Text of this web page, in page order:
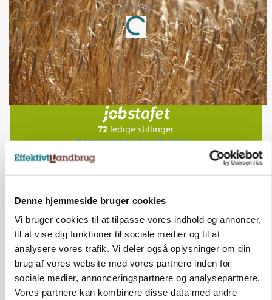
Denne hjemmeside bruger cookies
Vi bruger cookies til at tilpasse vores indhold og annoncer,
til at vise dig funktioner til sociale medier og til at
analysere vores trafik. Vi deler også oplysninger om din
brug af vores website med vores partnere inden for
sociale medier, annonceringspartnere og analysepartnere.
Vores partnere kan kombinere disse data med andre
Annonce
Loading...
Jobs
i samarbejde med
72 ledige stillinger
Opret agent
Se alle jobs
Trainee placement Ringkøbing
Grise
6950, Ringkøbing 06. aug.